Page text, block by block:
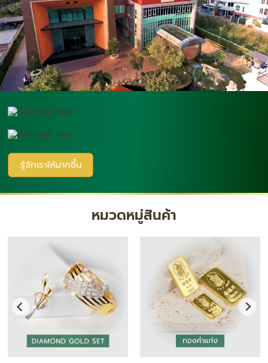
รู้จักเราให้มากขึ้น
หมวดหมู่สินค้า